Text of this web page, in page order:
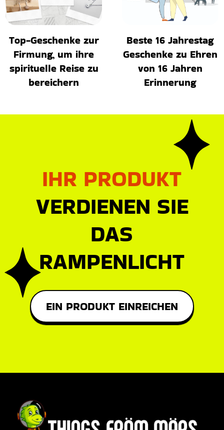
Top-Geschenke zur
Firmung, um ihre
spirituelle Reise zu
bereichern
Beste 16 Jahrestag
Geschenke zu Ehren
von 16 Jahren
Erinnerung
IHR PRODUKT
VERDIENEN SIE
DAS
RAMPENLICHT
EIN PRODUKT EINREICHEN